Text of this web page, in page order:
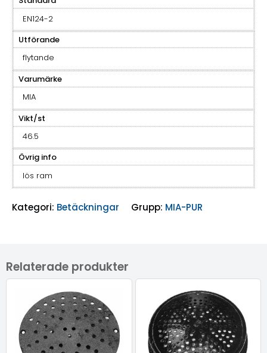
EN124-2
Utförande
flytande
Varumärke
MIA
Vikt/st
46.5
Övrig info
lös ram
Kategori: Betäckningar Grupp: MIA-PUR
Relaterade produkter